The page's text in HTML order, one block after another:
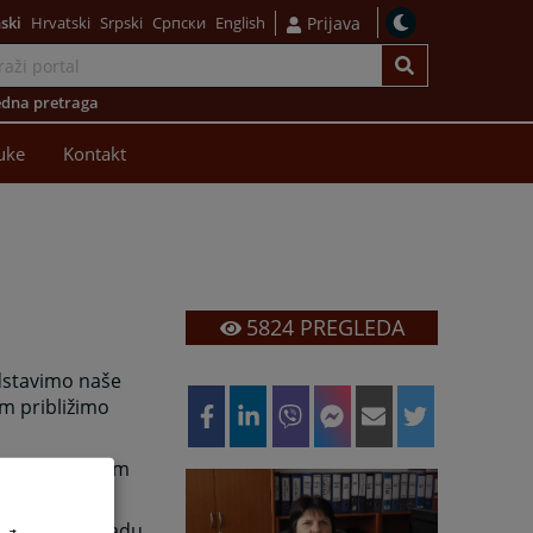
Hrvatski Srpski Српски English Prijava
pretraga
Kontakt
naše
približimo
se o našim
5824PREGLEDA